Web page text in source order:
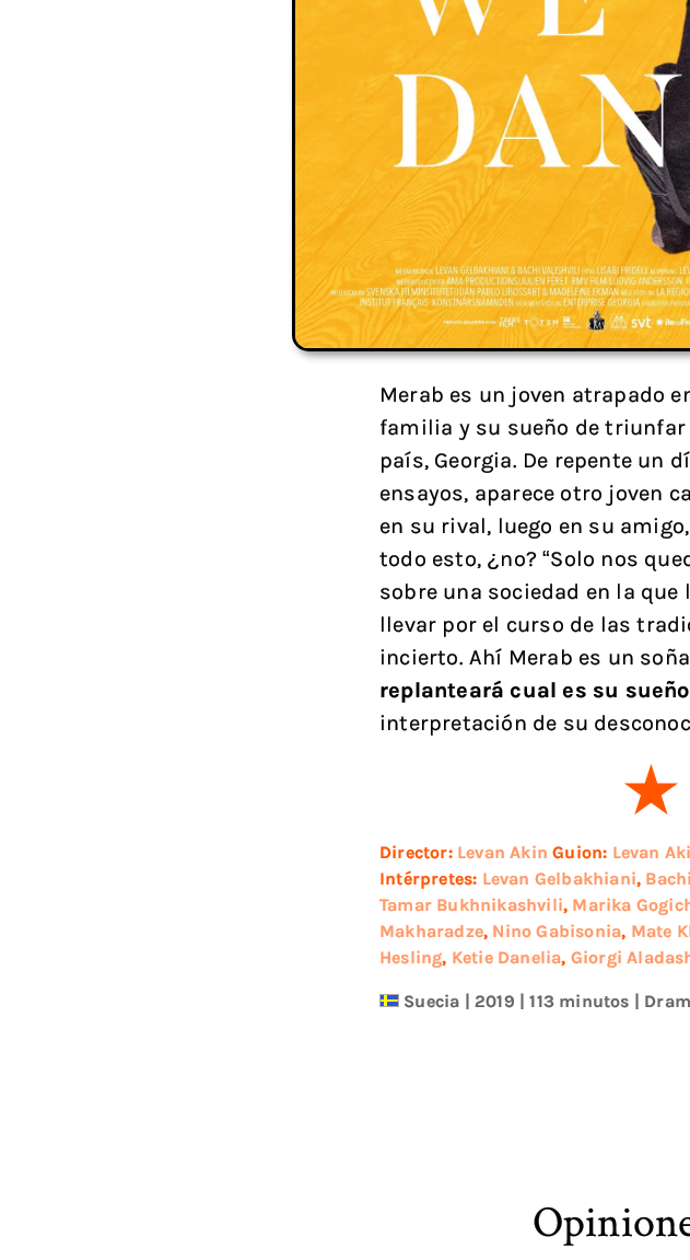
Merab es un joven atrapado
familia y su sueño de
país, Georgia. De repente un
ensayos, aparece otro joven
en su rival, luego en su
todo esto, ¿no? “Solo nos
sobre una sociedad en la
llevar por el curso de las
incierto. Ahí Merab es un
replanteará cual es su sueño
interpretación de su
Director: Levan Akin Guion: Levan
Intérpretes: Levan Gelbakhiani,
Tamar Bukhnikashvili, Marika
Makharadze, Nino Gabisonia, Mate
Hesling, Ketie Danelia, Giorgi
Suecia |2019 | 113 minutos |